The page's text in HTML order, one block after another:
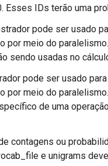
Esses IDs terão uma
pode ser usado
por meio do
sendo usadas no
pode ser usado
por meio do
de uma
contagens ou
e unigrams